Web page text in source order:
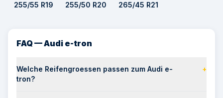
255/55 R19 255/50 R20 265/45 R21
FAQ — Audi e-tron
Welche Reifengroessen passen zum Audi e-
tron?
+